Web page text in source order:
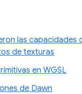
las capacidades
de texturas
en WGSL
de Dawn